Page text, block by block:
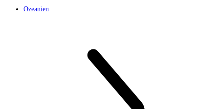
Ozeanien